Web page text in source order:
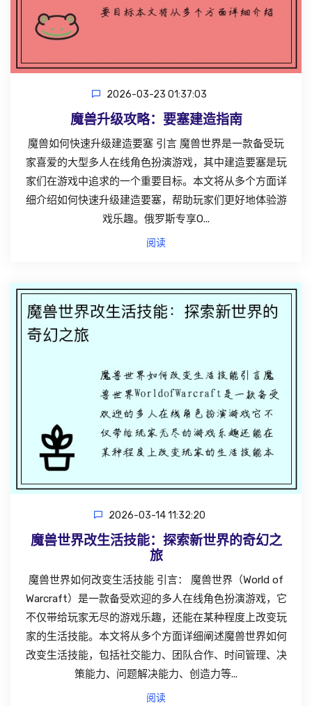
2026-03-23 01:37:03
魔兽升级攻略：要塞建造指南
魔兽如何快速升级建造要塞 引言 魔兽世界是一款备受玩
家喜爱的大型多人在线角色扮演游戏，其中建造要塞是玩
家们在游戏中追求的一个重要目标。本文将从多个方面详
细介绍如何快速升级建造要塞，帮助玩家们更好地体验游
戏乐趣。俄罗斯专享O...
阅读
2026-03-14 11:32:20
魔兽世界改生活技能：探索新世界的奇幻之
旅
魔兽世界如何改变生活技能 引言： 魔兽世界（World of
Warcraft）是一款备受欢迎的多人在线角色扮演游戏，它
不仅带给玩家无尽的游戏乐趣，还能在某种程度上改变玩
家的生活技能。本文将从多个方面详细阐述魔兽世界如何
改变生活技能，包括社交能力、团队合作、时间管理、决
策能力、问题解决能力、创造力等...
阅读